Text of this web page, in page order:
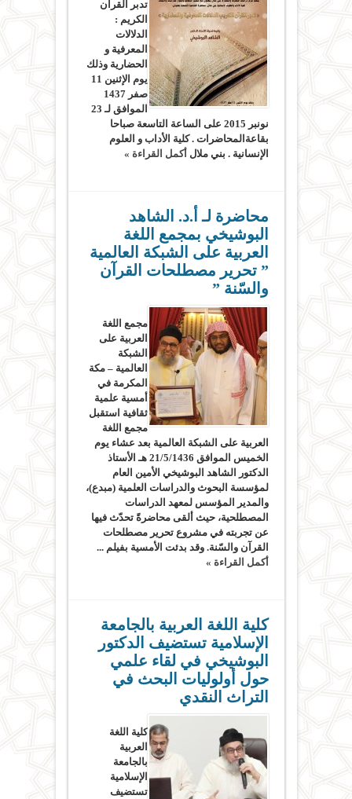
تدبر القران
الكريم :
الدلالات
المعرفية و
الحضارية وذلك
يوم الإثنين 11
صفر 1437
الموافق لـ 23
نونبر 2015 على الساعة التاسعة صباحا
بقاعةالمحاضرات . كلية الأداب و العلوم
الإنسانية . بني ملال أكمل القراءة »
محاضرة لـ أ.د. الشاهد
البوشيخي بمجمع اللغة
العربية على الشبكة العالمية
” تحرير مصطلحات القرآن
والسّنة ”
مجمع اللغة
العربية على
الشبكة
العالمية – مكة
المكرمة في
أمسية علمية
ثقافية استقبل
مجمع اللغة
العربية على الشبكة العالمية بعد عشاء يوم
الخميس الموافق 21/5/1436 هـ الأستاذ
الدكتور الشاهد البوشيخي الأمين العام
لمؤسسة البحوث والدراسات العلمية (مبدع)،
والمدير المؤسس لمعهد الدراسات
المصطلحية، حيث ألقى محاضرةً تحدّث فيها
عن تجربته في مشروع تحرير مصطلحات
القرآن والسّنة. وقد بدئت الأمسية بفيلم ...
أكمل القراءة »
كلية اللغة العربية بالجامعة
الإسلامية تستضيف الدكتور
البوشيخي في لقاء علمي
حول أولوليات البحث في
التراث النقدي
كلية اللغة
العربية
بالجامعة
الإسلامية
تستضيف